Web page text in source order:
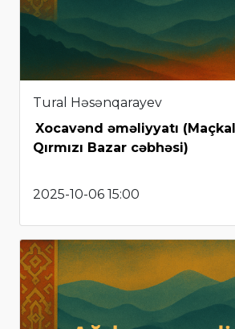
Tural Həsənqarayev
Xocavənd əməliyyatı
Qırmızı Bazar cəbhəsi)
2025-10-06 15:00